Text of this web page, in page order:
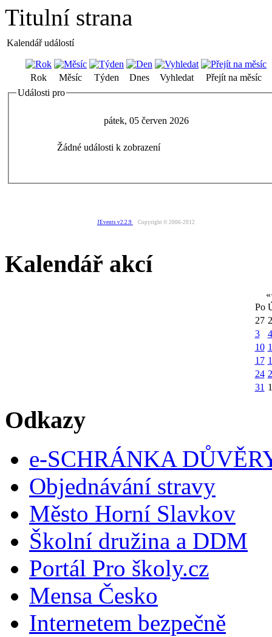
Titulní strana
Kalendář událostí
Rok Měsíc Týden Dnes Vyhledat
Přejít na měsíc
Události pro
pátek, 05 červen 2026
Žádné události k zobrazení
JEvents v2.2.9 Copyright © 2006-2012
Kalendář akcí
«
Po
27
3
4
10
17
24
31 1
Odkazy
e-SCHRÁNKA
Objednávání stravy
Město Horní Slavkov
Školní družina a DDM
Portál Pro školy.cz
Mensa Česko
Internetem bezpečně